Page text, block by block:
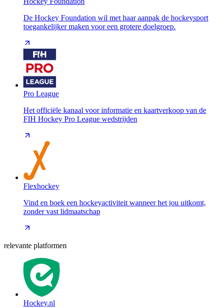
De Hockey Foundation wil met haar aanpak de hockeysport
toegankelijker maken voor een grotere doelgroep.
Pro League
Het officiële kanaal voor informatie en kaartverkoop van de
FIH Hockey Pro League wedstrijden
Flexhockey
Vind en boek een hockeyactiviteit wanneer het jou uitkomt,
zonder vast lidmaatschap
relevante platformen
Hockey.nl